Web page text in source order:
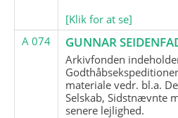
[Klik for at se]
A 074
GUNNAR
Arkivfonden
materiale vedr. bl.a.
Selskab, Sidstnævnte
senere lejlighed.